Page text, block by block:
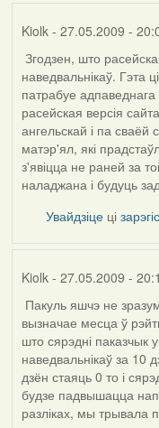
Kiolk- 27.05.2009 -
In
reply
to
by
Oh-
Voegel
Згодзен, што
наведвальнікаў. Гэта
патрабуе
расейская версія
ангельскай і па сваёй
матэр'ял, які
з'явіцца не раней за
наладжана і будуць
Увайдзіце ці
Kiolk- 27.05.2009 -
In
reply
to
by
Harrier
Пакуль яшчэ не
вызначае месца ў
што сярэдні паказчык
наведвальнікаў за 10
дзён стаяць 0 то і
будзе падвышацца
разліках, мы трывала